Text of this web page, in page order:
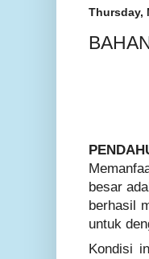
Thursday,
besar
berhasil
untuk
Kondisi